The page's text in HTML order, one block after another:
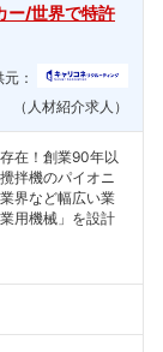
ー/世界で特許
：
（人材紹介求人）
在！創業90年以
拌機のパイオニ
界など幅広い業
用機械」を設計